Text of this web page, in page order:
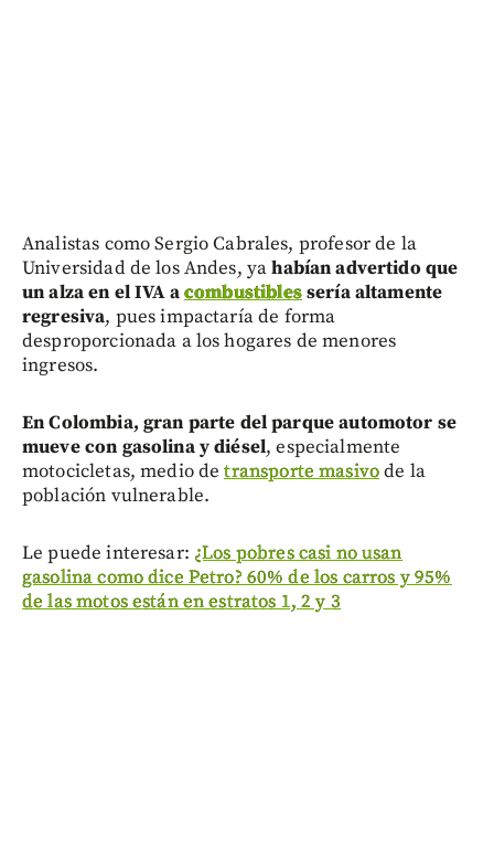
Analistas como Sergio Cabrales, profesor de la
Universidad de los Andes, yahabían advertido que
un alza en el IVA acombustiblessería altamente
regresiva, pues impactaría de forma
desproporcionada a los hogares de menores
ingresos.
En Colombia, gran parte del parque automotor se
mueve con gasolina y diésel, especialmente
motocicletas, medio detransporte masivode la
población vulnerable.
Le puede interesar: ¿Los pobres casi no usan
gasolina como dice Petro? 60% de los carros y 95%
de las motos están en estratos 1, 2 y 3